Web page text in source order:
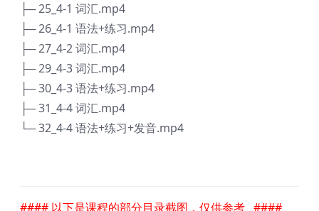
├─ 25_4-1 词汇.mp4
├─ 26_4-1 语法+练习.mp4
├─ 27_4-2 词汇.mp4
├─ 29_4-3 词汇.mp4
├─ 30_4-3 语法+练习.mp4
├─ 31_4-4 词汇.mp4
└─ 32_4-4 语法+练习+发音.mp4
#### 以下是课程的部分目录截图，仅供参考 ####